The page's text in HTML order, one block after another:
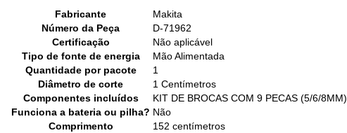
Fabricante
‎Makita
Número da Peça
‎D-71962
Certificação
‎Não aplicável
Tipo de fonte de energia
‎Mão Alimentada
Quantidade por pacote
‎1
Diâmetro de corte
‎1 Centímetros
Componentes incluídos
‎KIT DE BROCAS COM 9 PECAS (5/6/8MM)
Funciona a bateria ou pilha? ‎Não
Comprimento
‎152 centímetros